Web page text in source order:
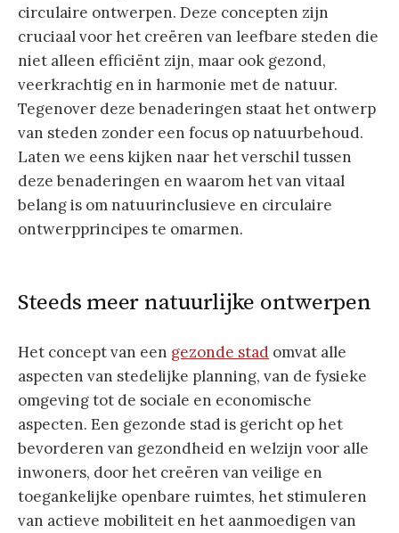
circulaire ontwerpen. Deze concepten zijn
cruciaal voor het creëren van leefbare steden die
niet alleen efficiënt zijn, maar ook gezond,
veerkrachtig en in harmonie met de natuur.
Tegenover deze benaderingen staat het ontwerp
van steden zonder een focus op natuurbehoud.
Laten we eens kijken naar het verschil tussen
deze benaderingen en waarom het van vitaal
belang is om natuurinclusieve en circulaire
ontwerpprincipes te omarmen.
Steeds meer natuurlijke ontwerpen
Het concept van een gezonde stad omvat alle
aspecten van stedelijke planning, van de fysieke
omgeving tot de sociale en economische
aspecten. Een gezonde stad is gericht op het
bevorderen van gezondheid en welzijn voor alle
inwoners, door het creëren van veilige en
toegankelijke openbare ruimtes, het stimuleren
van actieve mobiliteit en het aanmoedigen van